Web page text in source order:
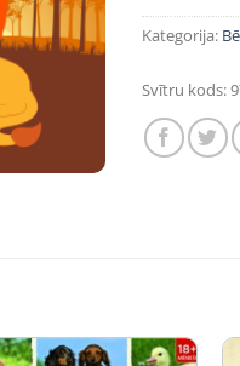
Kategorija:
Svītru kods: